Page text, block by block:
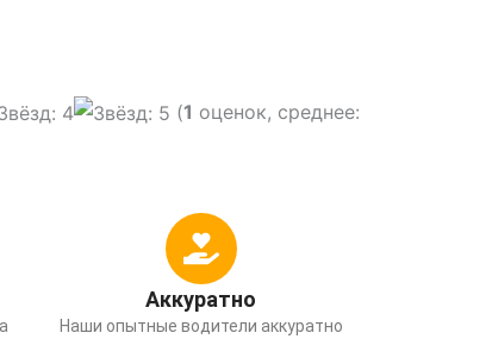
(1 оценок, среднее:
Аккуратно
Наши опытные водители аккуратно